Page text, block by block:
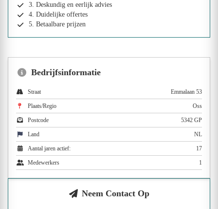
3. Deskundig en eerlijk advies
4. Duidelijke offertes
5. Betaalbare prijzen
Bedrijfsinformatie
Straat Emmalaan 53
Plaats/Regio Oss
Postcode 5342 GP
Land NL
Aantal jaren actief: 17
Medewerkers 1
Neem Contact Op